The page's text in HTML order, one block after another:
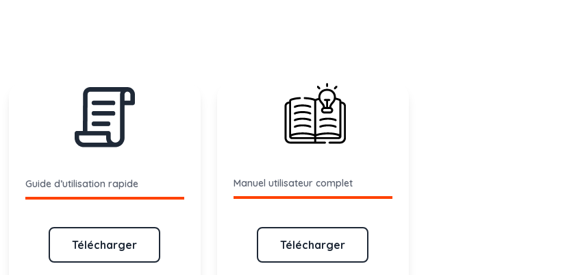
Guide d’utilisation rapide
Télécharger
Manuel utilisateur complet
Télécharger